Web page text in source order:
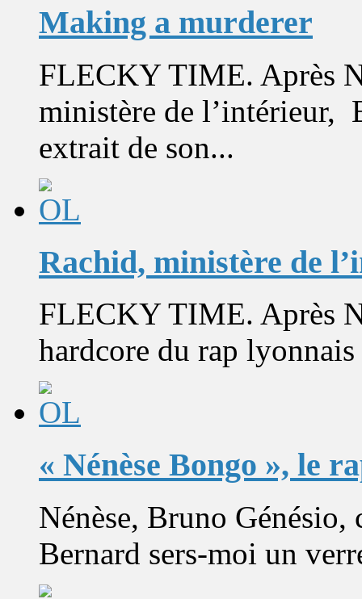
Making a murderer
FLECKY TIME. Après
ministère de l’intérieur,
extrait de son...
Rachid, ministère de
FLECKY TIME. Après
hardcore du rap
« Nénèse Bongo », le
Nénèse, Bruno Génésio,
Bernard sers-moi un